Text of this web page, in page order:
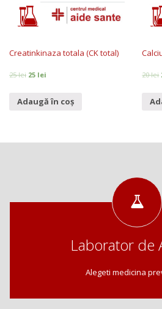
Creatinkinaza totala (CK total)
25lei 25 lei
Adaugă în coș
20lei
Laborator de
Alegeti medicina